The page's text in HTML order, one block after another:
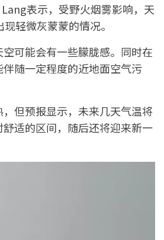
Lang表示，受野火烟雾影响，天
轻微灰蒙蒙的情况。
可能会有一些朦胧感。同时在
随一定程度的近地面空气污
但预报显示，未来几天气温将
适的区间，随后还将迎来新一